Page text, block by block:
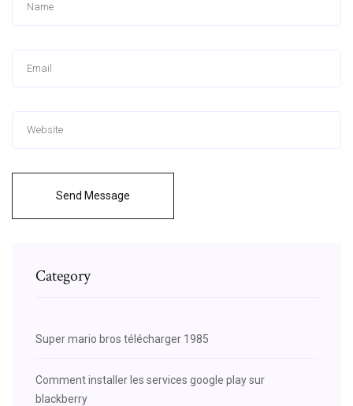
Send Message
Category
Super mario bros télécharger 1985
Comment installer les services google play sur
blackberry